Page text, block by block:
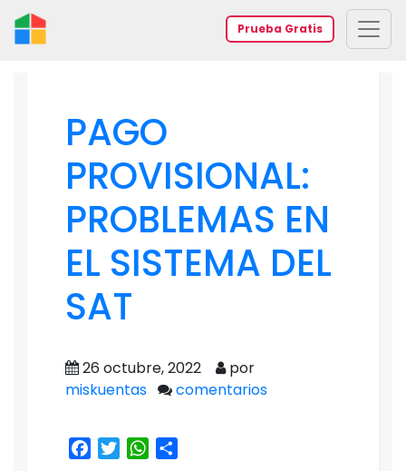
Prueba Gratis
PAGO
PROVISIONAL:
PROBLEMAS EN
EL SISTEMA DEL
SAT
26 octubre, 2022
por
miskuentas
comentarios
Facebook
TwitterWhatsApp